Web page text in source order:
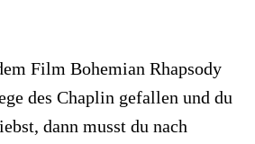
Film Bohemian Rhapsody
des Chaplin gefallen und du
dann musst du nach